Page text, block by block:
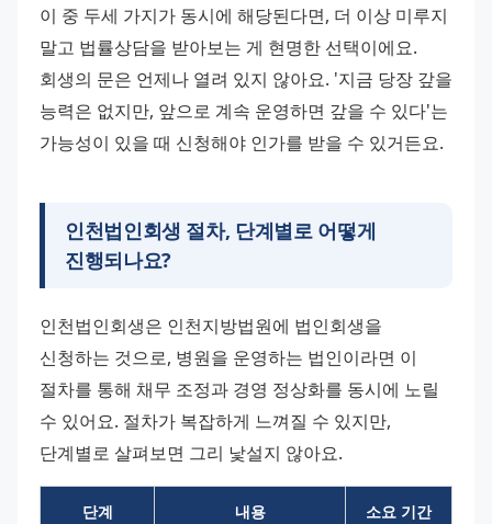
이 중 두세 가지가 동시에 해당된다면, 더 이상 미루지
말고 법률상담을 받아보는 게 현명한 선택이에요.
회생의 문은 언제나 열려 있지 않아요. '지금 당장 갚을
능력은 없지만, 앞으로 계속 운영하면 갚을 수 있다'는
가능성이 있을 때 신청해야 인가를 받을 수 있거든요.
인천법인회생 절차, 단계별로 어떻게
진행되나요?
인천법인회생은 인천지방법원에 법인회생을
신청하는 것으로, 병원을 운영하는 법인이라면 이
절차를 통해 채무 조정과 경영 정상화를 동시에 노릴
수 있어요. 절차가 복잡하게 느껴질 수 있지만,
단계별로 살펴보면 그리 낯설지 않아요.
단계 내용 소요 기간